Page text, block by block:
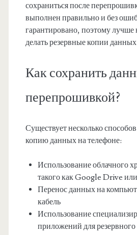
сохраниться после
выполнен правильно и без
гарантировано, поэтому лучше
делать резервные копии данных
Как сохранить
перепрошивкой?
Существует несколько
копию данных на телефоне:
Использование облачного
такого как Google Drive
Перенос данных на
кабель
Использование
приложений для